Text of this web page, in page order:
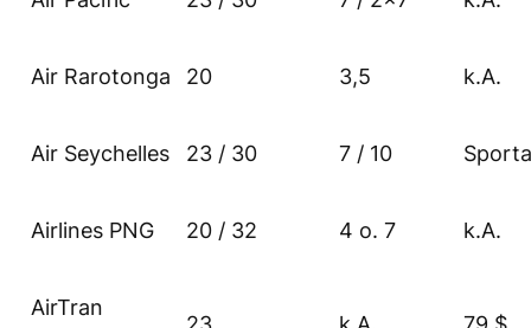
Air Rarotonga 20 3,5 k.A.
Air Seychelles 23 / 30 7 / 10
Airlines PNG 20 / 32 4 o. 7 k.A.
AirTran